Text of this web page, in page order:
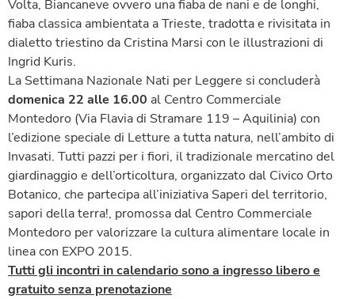
Volta, Biancaneve ovvero una fiaba de nani e de longhi,
fiaba classica ambientata a Trieste, tradotta e rivisitata in
dialetto triestino da Cristina Marsi con le illustrazioni di
Ingrid Kuris.
La Settimana Nazionale Nati per Leggere si concluderà
domenica 22 alle 16.00 al Centro Commerciale
Montedoro (Via Flavia di Stramare 119 – Aquilinia) con
l’edizione speciale di Letture a tutta natura, nell’ambito di
Invasati. Tutti pazzi per i fiori, il tradizionale mercatino del
giardinaggio e dell’orticoltura, organizzato dal Civico Orto
Botanico, che partecipa all’iniziativa Saperi del territorio,
sapori della terra!, promossa dal Centro Commerciale
Montedoro per valorizzare la cultura alimentare locale in
linea con EXPO 2015.
Tutti gli incontri in calendario sono a ingresso libero e
gratuito senza prenotazione